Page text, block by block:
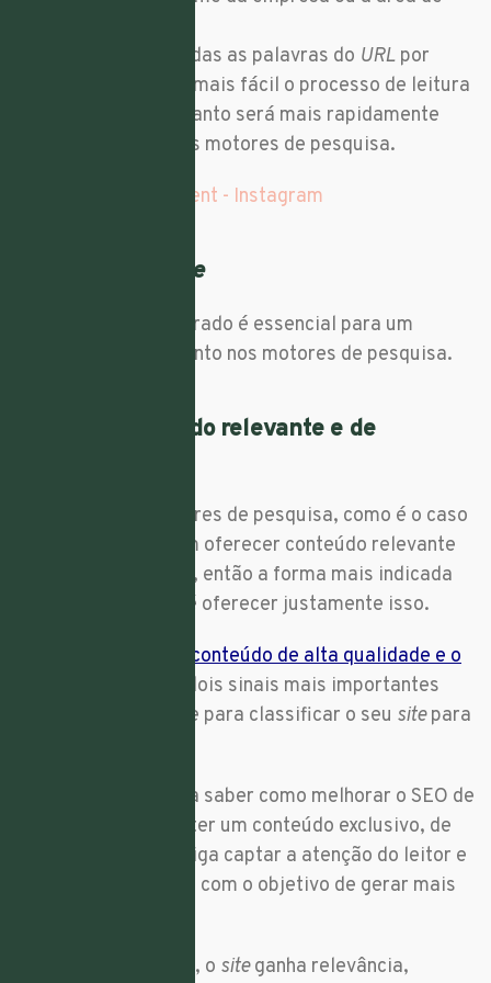
Deve separar todas as palavras do URL por
hífen. Isto torna mais fácil o processo de leitura
do código e portanto será mais rapidamente
encontrado pelos motores de pesquisa.
site
bem estruturado é essencial para um
melhor posicionamento nos motores de pesquisa.
3. Tenha conteúdo relevante e de
Cada vez mais motores de pesquisa, como é o caso
, procuram oferecer conteúdo relevante
para os utilizadores, então a forma mais indicada
é oferecer justamente isso.
conteúdo de alta qualidade e o
são os dois sinais mais importantes
usados pelos Google para classificar o seu sitepara
Portanto, se procura saber como melhorar o SEO de
um site é essencial ter um conteúdo exclusivo, de
qualidade, que consiga captar a atenção do leitor e
que seja partilhável, com o objetivo de gerar mais
Com mais visitantes, o siteganha relevância,